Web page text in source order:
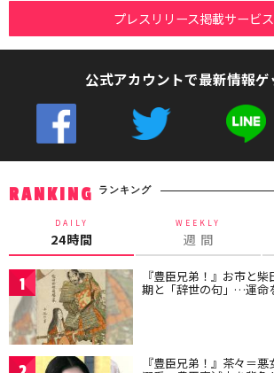
プレスリリース掲載サービス
公式アカウントで最新情報ゲ
RANKING ランキング
DAILY
24時間
WEEKLY
週 間
1 『豊臣兄弟！』お市と
期と「辞世の句」…運命
『豊臣兄弟！』茶々＝